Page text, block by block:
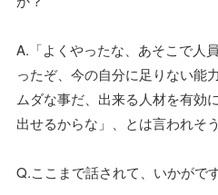
A.「よくやったな、あそこで人
ったぞ、今の自分に足りない能
ムダな事だ、出来る人材を有効
出せるからな」、とは言われそ
Q.ここまで話されて、いかがで